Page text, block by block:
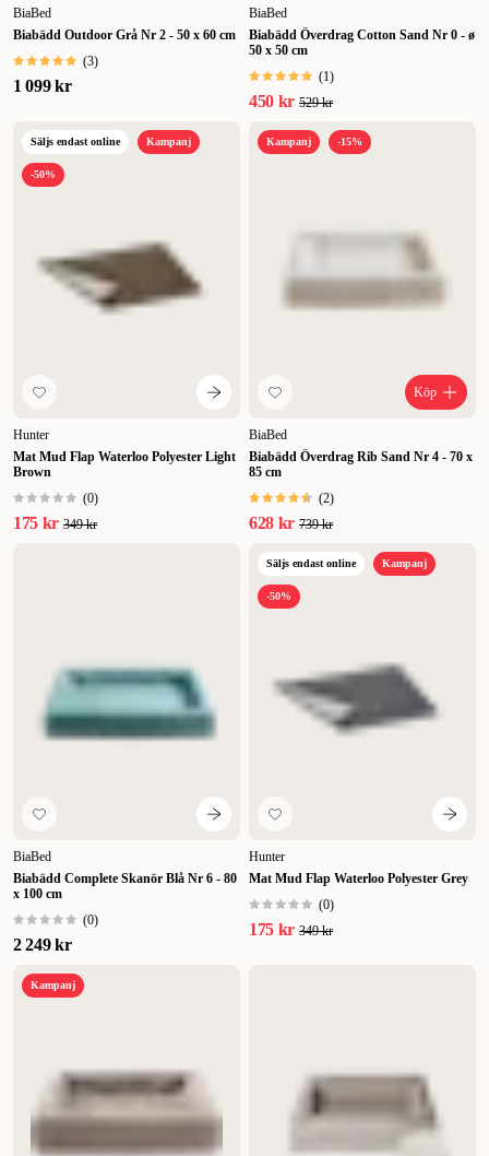
BiaBed
Biabädd Outdoor Grå Nr 2 - 50 x 60 cm
(3)
1 099 kr
BiaBed
Biabädd Överdrag Cotton Sand Nr 0 - ø
50 x 50 cm
(1)
450 kr 529 kr
Säljs endast online Kampanj
-50%
Hunter
Mat Mud Flap Waterloo Polyester Light
Brown
(0)
175 kr 349 kr
Kampanj -15%
Köp
BiaBed
Biabädd Överdrag Rib Sand Nr 4 - 70 x
85 cm
(2)
628 kr 739 kr
BiaBed
Biabädd Complete Skanör Blå Nr 6 - 80
x 100 cm
(0)
2 249 kr
Säljs endast online Kampanj
-50%
Hunter
Mat Mud Flap Waterloo Polyester Grey
(0)
175 kr 349 kr
Kampanj